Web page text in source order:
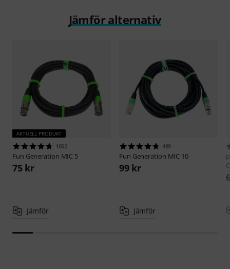
Jämför alternativ
AKTUELL PRODUKT
1052
Fun Generation MIC 5
75 kr
Jämför
489
Fun Generation MIC 10
99 kr
Jämför